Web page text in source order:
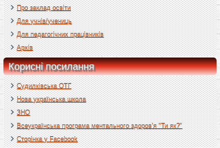
Про заклад освіти
Для учнів/учениць
Для педагогічних працівників
Архів
Корисні посилання
Судилківська ОТГ
Нова українська школа
ЗНО
Всеукраїнська програма ментального здоров’я "Ти як?"
Сторінка у Facebook